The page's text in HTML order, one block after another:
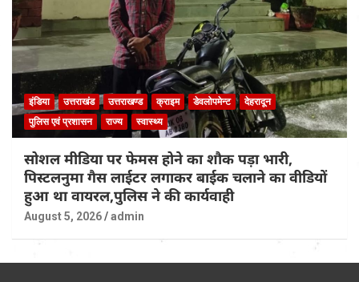
इंडिया उत्तराखंड उत्तराखण्ड क्राइम डेवलोपमेन्ट
देहरादून
पुलिस एवं प्रशासन
राज्य स्वास्थ्य
सोशल मीडिया पर फेमस होने का शौक पड़ा भारी,
पिस्टलनुमा गैस लाईटर लगाकर बाईक चलाने का वीडियों
हुआ था वायरल,पुलिस ने की कार्यवाही
August 5, 2026 admin